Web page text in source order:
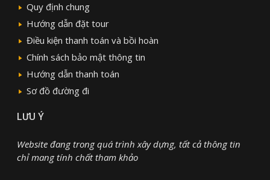
Quy định chung
Hướng dẫn đặt tour
Điều kiện thanh toán và bồi hoàn
Chính sách bảo mật thông tin
Hướng dẫn thanh toán
Sơ đồ đường đi
LƯU Ý
Website đang trong quá trình xây dựng, tất cả thông tin
chỉ mang tính chất tham khảo